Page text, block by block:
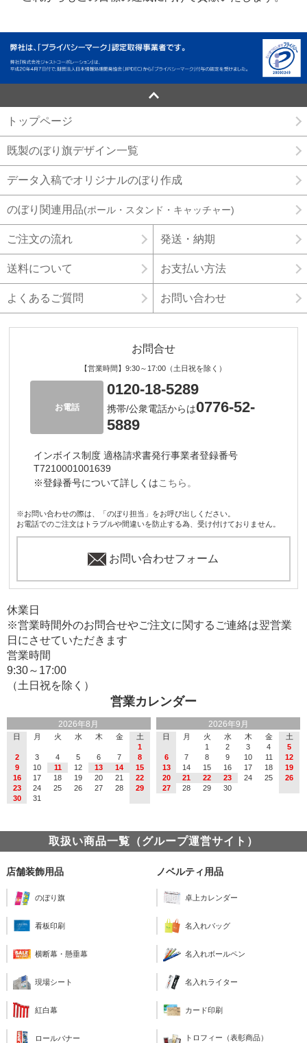
トップページ
既製のぼり旗デザイン一覧
データ入稿でオリジナルのぼり作成
のぼり関連用品(ポール・スタンド・キャッチャー)
ご注文の流れ 発送・納期
送料について お支払い方法
よくあるご質問 お問い合わせ
お問合せ
【営業時間】9:30～17:00（土日祝を除く）
お電話
0120-18-5289
携帯/公衆電話からは0776-52-
5889
インボイス制度 適格請求書発行事業者登録番号
T7210001001639
※登録番号について詳しくはこちら。
※お問い合わせの際は、「のぼり担当」をお呼び出しください。
お電話でのご注文はトラブルや間違いを防止する為、受け付けておりません。
お問い合わせフォーム
営業カレンダー
2026年8月
日 月 火 水 木 金
土
1
2
3 4 5 6 7
8
9
10 11 12 13 14
15
16
17 18 19 20 21
22
23
24 25 26 27 28
29
30
31
2026年9月
日 月 火 水 木 金
土
1
2 3 4
5
6
7 8 9 10 11
12
13
14 15 16 17 18
19
20
21 22 23 24 25
26
27
28 29 30
休業日
※営業時間外のお問合せやご注文に関するご連絡は翌営業
日にさせていただきます
営業時間
9:30～17:00
（土日祝を除く）
取扱い商品一覧（グループ運営サイト）
店舗装飾用品
のぼり旗
看板印刷
横断幕・懸垂幕
現場シート
紅白幕
ロールバナー
ノベルティ用品
卓上カレンダー
名入れバッグ
名入れボールペン
名入れライター
カード印刷
トロフィー（表彰商品）